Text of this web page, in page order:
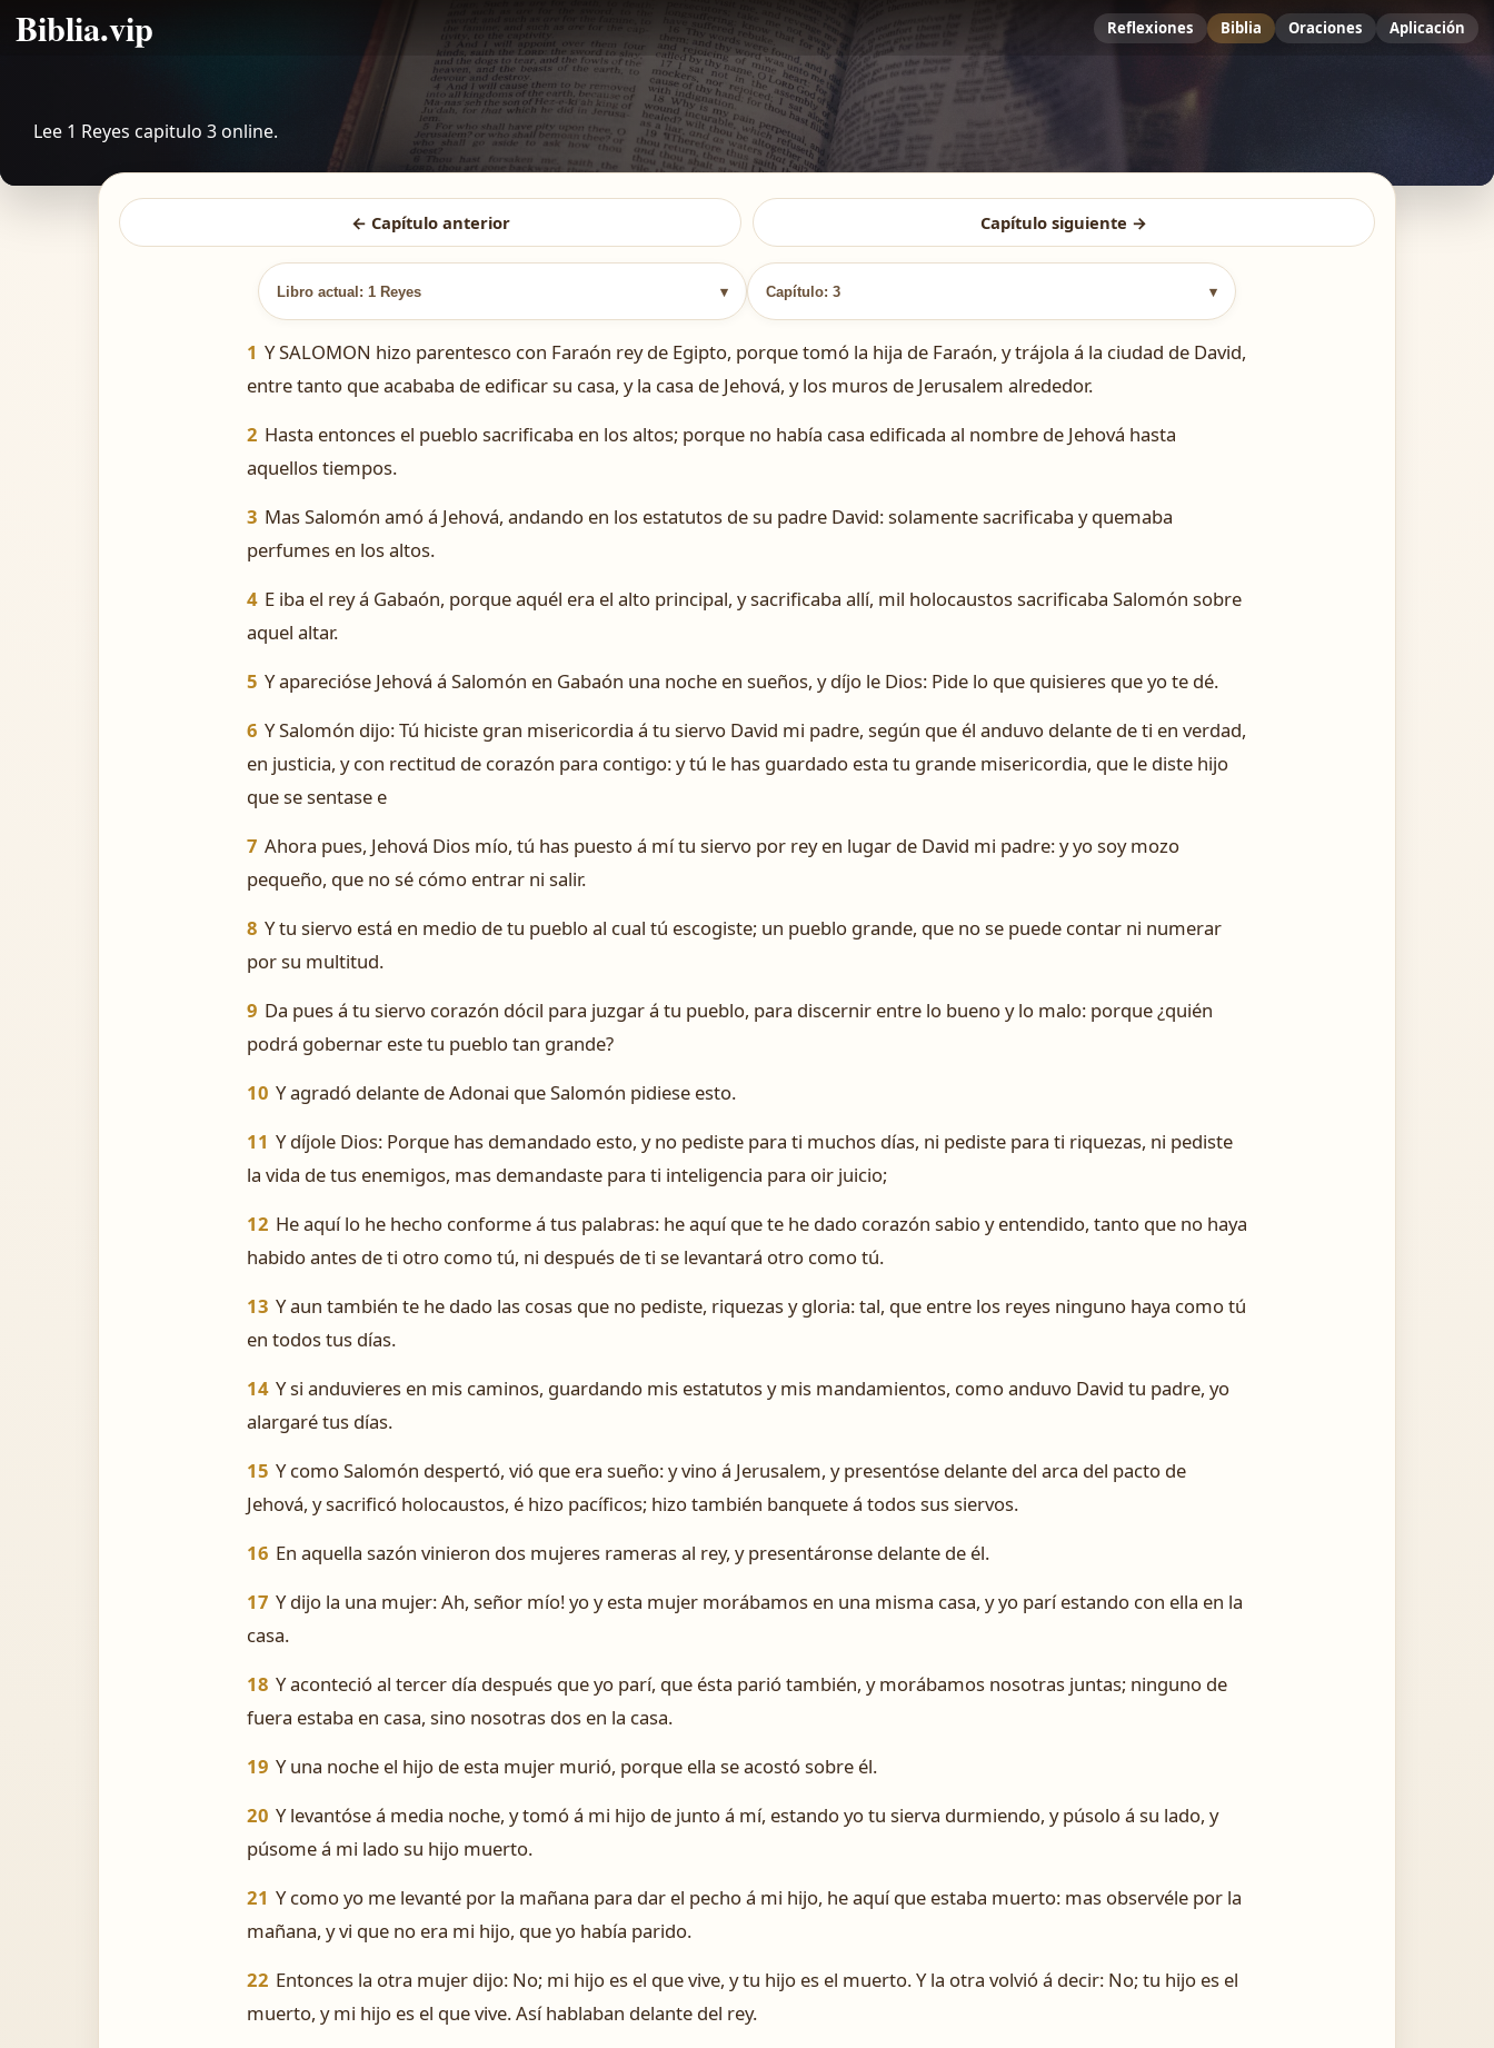
Biblia.vip Reflexiones Biblia Oraciones Aplicación
Lee 1 Reyes capitulo 3 online.
← Capítulo anterior Capítulo siguiente →
Libro actual: 1 Reyes ▾ Capítulo: 3 ▾
1 Y SALOMON hizo parentesco con Faraón rey de Egipto, porque tomó la hija de Faraón, y trájola á la ciudad de David,
entre tanto que acababa de edificar su casa, y la casa de Jehová, y los muros de Jerusalem alrededor.
2 Hasta entonces el pueblo sacrificaba en los altos; porque no había casa edificada al nombre de Jehová hasta
aquellos tiempos.
3 Mas Salomón amó á Jehová, andando en los estatutos de su padre David: solamente sacrificaba y quemaba
perfumes en los altos.
4 E iba el rey á Gabaón, porque aquél era el alto principal, y sacrificaba allí, mil holocaustos sacrificaba Salomón sobre
aquel altar.
5 Y aparecióse Jehová á Salomón en Gabaón una noche en sueños, y díjo le Dios: Pide lo que quisieres que yo te dé.
6 Y Salomón dijo: Tú hiciste gran misericordia á tu siervo David mi padre, según que él anduvo delante de ti en verdad,
en justicia, y con rectitud de corazón para contigo: y tú le has guardado esta tu grande misericordia, que le diste hijo
que se sentase e
7 Ahora pues, Jehová Dios mío, tú has puesto á mí tu siervo por rey en lugar de David mi padre: y yo soy mozo
pequeño, que no sé cómo entrar ni salir.
8 Y tu siervo está en medio de tu pueblo al cual tú escogiste; un pueblo grande, que no se puede contar ni numerar
por su multitud.
9 Da pues á tu siervo corazón dócil para juzgar á tu pueblo, para discernir entre lo bueno y lo malo: porque ¿quién
podrá gobernar este tu pueblo tan grande?
10 Y agradó delante de Adonai que Salomón pidiese esto.
11 Y díjole Dios: Porque has demandado esto, y no pediste para ti muchos días, ni pediste para ti riquezas, ni pediste
la vida de tus enemigos, mas demandaste para ti inteligencia para oir juicio;
12 He aquí lo he hecho conforme á tus palabras: he aquí que te he dado corazón sabio y entendido, tanto que no haya
habido antes de ti otro como tú, ni después de ti se levantará otro como tú.
13 Y aun también te he dado las cosas que no pediste, riquezas y gloria: tal, que entre los reyes ninguno haya como tú
en todos tus días.
14 Y si anduvieres en mis caminos, guardando mis estatutos y mis mandamientos, como anduvo David tu padre, yo
alargaré tus días.
15 Y como Salomón despertó, vió que era sueño: y vino á Jerusalem, y presentóse delante del arca del pacto de
Jehová, y sacrificó holocaustos, é hizo pacíficos; hizo también banquete á todos sus siervos.
16 En aquella sazón vinieron dos mujeres rameras al rey, y presentáronse delante de él.
17 Y dijo la una mujer: ­Ah, señor mío! yo y esta mujer morábamos en una misma casa, y yo parí estando con ella en la
casa.
18 Y aconteció al tercer día después que yo parí, que ésta parió también, y morábamos nosotras juntas; ninguno de
fuera estaba en casa, sino nosotras dos en la casa.
19 Y una noche el hijo de esta mujer murió, porque ella se acostó sobre él.
20 Y levantóse á media noche, y tomó á mi hijo de junto á mí, estando yo tu sierva durmiendo, y púsolo á su lado, y
púsome á mi lado su hijo muerto.
21 Y como yo me levanté por la mañana para dar el pecho á mi hijo, he aquí que estaba muerto: mas observéle por la
mañana, y vi que no era mi hijo, que yo había parido.
22 Entonces la otra mujer dijo: No; mi hijo es el que vive, y tu hijo es el muerto. Y la otra volvió á decir: No; tu hijo es el
muerto, y mi hijo es el que vive. Así hablaban delante del rey.